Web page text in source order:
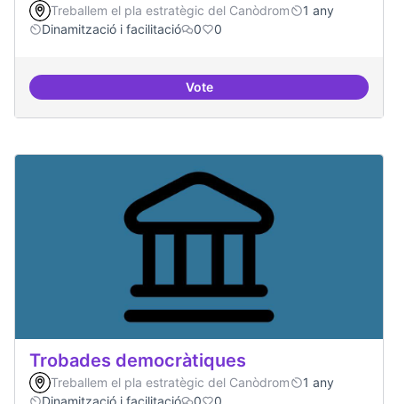
Treballem el pla estratègic del Canòdrom
1 any
Dinamització i facilitació
0 0
VoteSuport a projectes digitals i
Trobades democràtiques
Treballem el pla estratègic del Canòdrom
1 any
Dinamització i facilitació
0 0